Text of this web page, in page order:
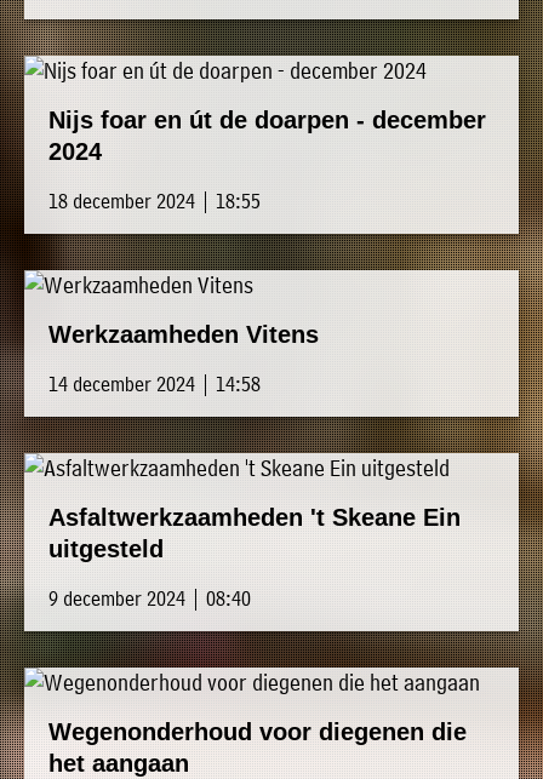
Nijs foar en út de doarpen - december
2024
18 december 2024 | 18:55
Werkzaamheden Vitens
14 december 2024 | 14:58
Asfaltwerkzaamheden 't Skeane Ein
uitgesteld
9 december 2024 | 08:40
Wegenonderhoud voor diegenen die
het aangaan